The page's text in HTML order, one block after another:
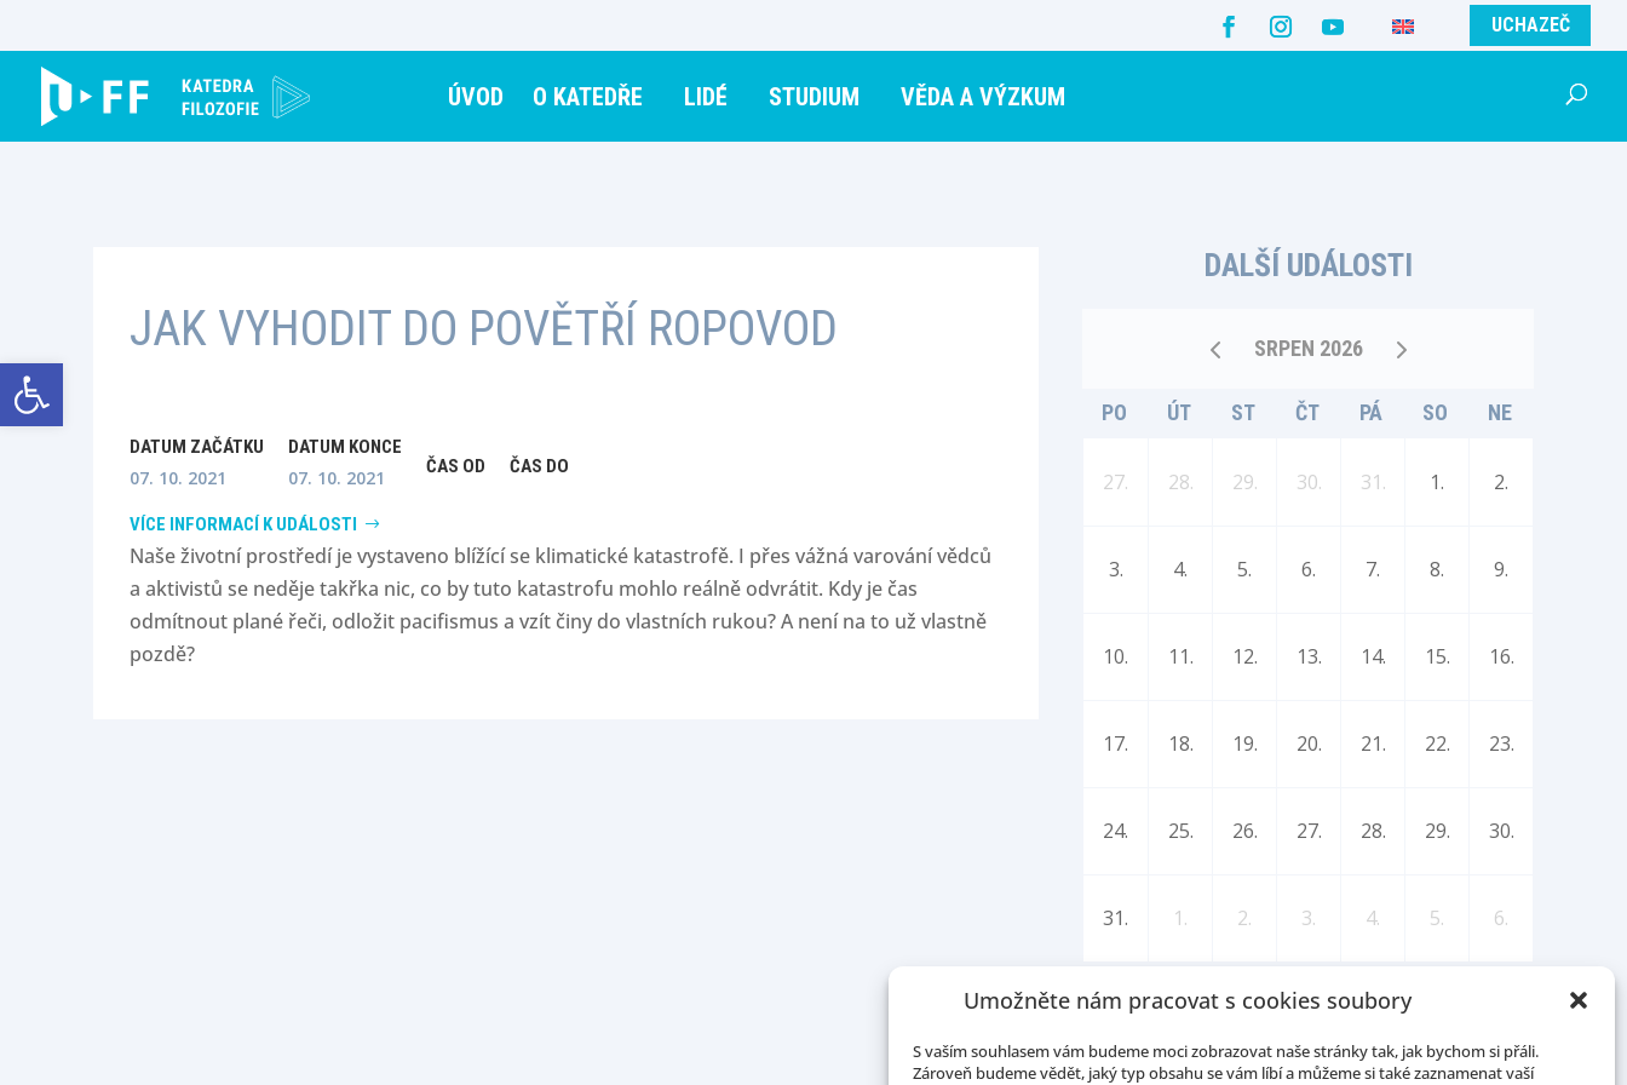
Open toolbar
content
Umožněte nám pracovat s cookies soubory
S vaším souhlasem vám budeme moci zobrazovat naše stránky tak, jak bychom si přáli.
Zároveň budeme vědět, jaký typ obsahu se vám líbí a můžeme si také zaznamenat vaší
UCHAZEČ
ÚVOD O KATEDŘE LIDÉ STUDIUM VĚDA A VÝZKUM
JAK VYHODIT DO POVĚTŘÍ ROPOVOD
DATUM ZAČÁTKU
07. 10. 2021
DATUM KONCE
07. 10. 2021 ČAS OD ČAS DO
VÍCE INFORMACÍ K UDÁLOSTI
Naše životní prostředí je vystaveno blížící se klimatické katastrofě. I přes vážná varování vědců
a aktivistů se neděje takřka nic, co by tuto katastrofu mohlo reálně odvrátit. Kdy je čas
odmítnout plané řeči, odložit pacifismus a vzít činy do vlastních rukou? A není na to už vlastně
pozdě?
DALŠÍ UDÁLOSTI
SRPEN 2026
PO ÚT ST ČT PÁ SO NE
27. 28. 29. 30. 31. 1. 2.
3. 4. 5. 6. 7. 8. 9.
10. 11. 12. 13. 14. 15. 16.
17. 18. 19. 20. 21. 22. 23.
24. 25. 26. 27. 28. 29. 30.
31. 1. 2. 3. 4. 5. 6.